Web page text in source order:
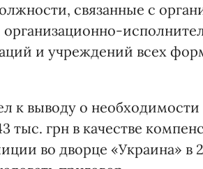
связанные с
и учреждений всех
к выводу о необходимости
грн в качестве
во дворце «Украина» в